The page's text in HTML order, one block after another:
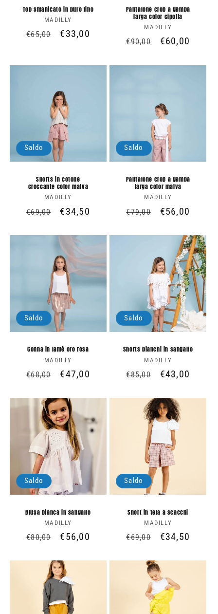
Top smanicato in puro lino
Produttore:
MADILLY
Prezzo
€65,00
Prezzo
€33,00
Pantalone crop a gamba
larga color cipolla
Produttore:
MADILLY
Prezzo
listino
€90,00
Prezzo
€60,00
Saldo
Shorts in cotone
croccante color malva
Produttore:
MADILLY
Prezzo
listino
€69,00
Prezzo
€34,50
Saldo
Pantalone crop a gamba
larga color malva
Produttore:
MADILLY
Prezzo
listino
€79,00
Prezzo
€56,00
Saldo
Gonna in lamè oro rosa
Produttore:
MADILLY
Prezzo
listino
€68,00
Prezzo
€47,00
Saldo
Shorts bianchi in sangallo
Produttore:
MADILLY
Prezzo
listino
€85,00
Prezzo
€43,00
Saldo
Blusa bianca in sangallo
Produttore:
MADILLY
Prezzo
listino
€80,00
Prezzo
€56,00
Saldo
Short in tela a scacchi
Produttore:
MADILLY
Prezzo
listino
€69,00
Prezzo
€34,50